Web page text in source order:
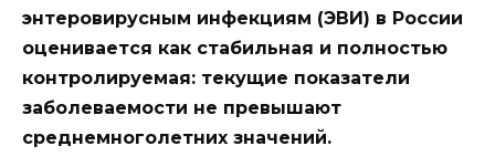
энтеровирусным инфекциям (ЭВИ) в России
оценивается как стабильная и полностью
контролируемая: текущие показатели
заболеваемости не превышают
среднемноголетних значений.